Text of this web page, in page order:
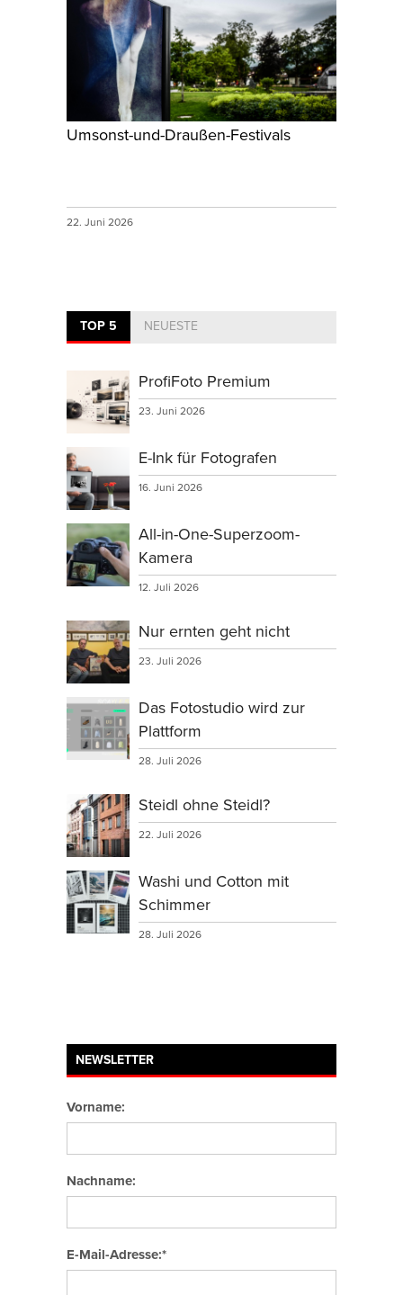
Umsonst-und-Draußen-Festivals
22. Juni 2026
TOP 5 NEUESTE
ProfiFoto Premium
23. Juni 2026
E-Ink für Fotografen
16. Juni 2026
All-in-One-Superzoom-
Kamera
12. Juli 2026
Nur ernten geht nicht
23. Juli 2026
Das Fotostudio wird zur
Plattform
28. Juli 2026
Steidl ohne Steidl?
22. Juli 2026
Washi und Cotton mit
Schimmer
28. Juli 2026
NEWSLETTER
Vorname:
Nachname:
E-Mail-Adresse:*